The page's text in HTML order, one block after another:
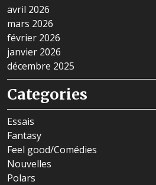
avril 2026
mars 2026
février 2026
janvier 2026
décembre 2025
Categories
Essais
Fantasy
Feel good/Comédies
Nouvelles
Polars